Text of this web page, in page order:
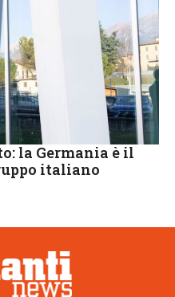
la Germania è il
italiano